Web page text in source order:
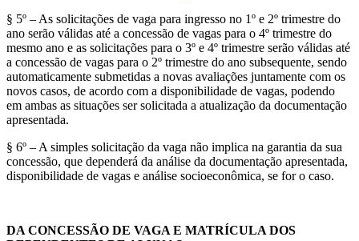
§ 5º – As solicitações de vaga para ingresso no 1º e 2º trimestre do
ano serão válidas até a concessão de vagas para o 4º trimestre do
mesmo ano e as solicitações para o 3º e 4º trimestre serão válidas até
a concessão de vagas para o 2º trimestre do ano subsequente, sendo
automaticamente submetidas a novas avaliações juntamente com os
novos casos, de acordo com a disponibilidade de vagas, podendo
em ambas as situações ser solicitada a atualização da documentação
apresentada.
§ 6º – A simples solicitação da vaga não implica na garantia da sua
concessão, que dependerá da análise da documentação apresentada,
disponibilidade de vagas e análise socioeconômica, se for o caso.
DA CONCESSÃO DE VAGA E MATRÍCULA DOS